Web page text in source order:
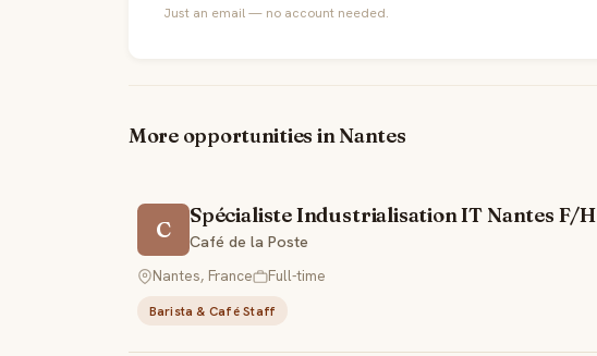
Just an email — no account needed.
More opportunities in Nantes
C
Spécialiste Industrialisation IT Nantes F/H
Café de la Poste
Nantes, France
Full-time
Barista & Café Staff